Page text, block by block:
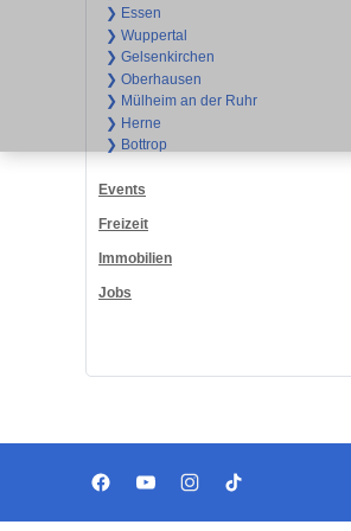
❯ Essen
❯ Wuppertal
❯ Gelsenkirchen
❯ Oberhausen
❯ Mülheim an der Ruhr
❯ Herne
❯ Bottrop
Events
Freizeit
Immobilien
Jobs